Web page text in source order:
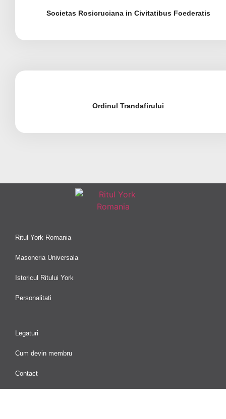
Societas Rosicruciana in Civitatibus Foederatis
Ordinul Trandafirului
Ritul York Romania
Masoneria Universala
Istoricul Ritului York
Personalitati
Legaturi
Cum devin membru
Contact